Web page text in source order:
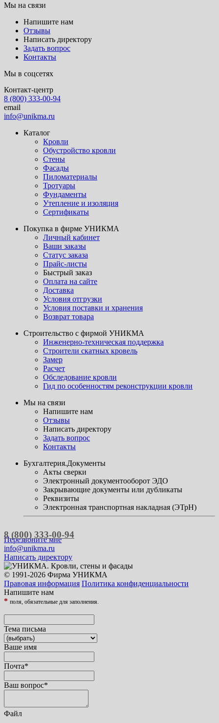
Мы на связи
Напишите нам
Отзывы
Написать директору
Задать вопрос
Контакты
Мы в соцсетях
Контакт-центр
8 (800) 333-00-94
email
info@unikma.ru
Каталог
Кровли
Обустройство кровли
Стены
Фасады
Пиломатериалы
Тротуары
Фундаменты
Утепление и изоляция
Сертификаты
Покупка в фирме УНИКМА
Личный кабинет
Ваши заказы
Статус заказа
Прайс-листы
Быстрый заказ
Оплата на сайте
Доставка
Условия отгрузки
Условия поставки и хранения
Возврат товара
Строительство с фирмой УНИКМА
Инженерно-техническая поддержка
Строители скатных кровель
Замер
Расчет
Обследование кровли
Гид по особенностям реконструкции кровли
Мы на связи
Напишите нам
Отзывы
Написать директору
Задать вопрос
Контакты
Бухгалтерия.Документы
Акты сверки
Электронный документооборот ЭДО
Закрывающие документы или дубликаты
Реквизиты
Электронная транспортная накладная (ЭТрН)
8 (800) 333-00-94
Перезвоните мне
info@unikma.ru
Написать директору
© 1991-2026 Фирма УНИКМА
Правовая информация Политика конфиденциальности
Напишите нам
* поля, обязательные для заполнения.
Тема письма
Ваше имя
Почта*
Ваш вопрос*
Файл